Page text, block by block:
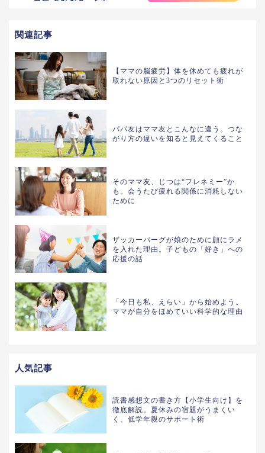
関連記事
【ママの脳疲労】体を休めても疲れが
取れない原因と3つのリセット術
パパ友はママ友とこんなに違う。つな
がり方の違いを知ると見えてくること
そのママ友、じつは“フレネミー”か
も。会うたび疲れる関係に消耗しない
ために
ザッカーバーグが娘のために顔にラメ
を入れた理由。子どもの「好き」への
応援の話
「今日も私、えらい」から始めよう。
ママが自分をほめていい科学的な理由
人気記事
読書感想文の書き方【小学生向け】を
徹底解説。夏休みの宿題がうまくい
く、低学年親のサポート術